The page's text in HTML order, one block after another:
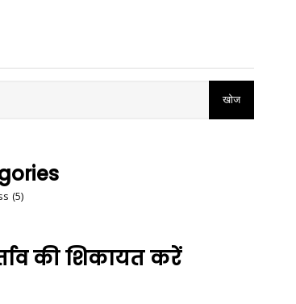
(5)
की शिकायत करें